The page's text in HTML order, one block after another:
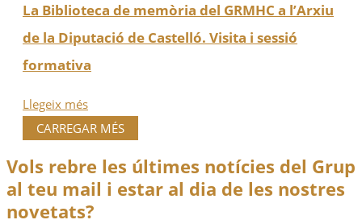
La Biblioteca de memòria del GRMHC a l’Arxiu
de la Diputació de Castelló. Visita i sessió
formativa
Llegeix més
CARREGAR MÉS
Vols rebre les últimes notícies del Grup
al teu mail i estar al dia de les nostres
novetats?